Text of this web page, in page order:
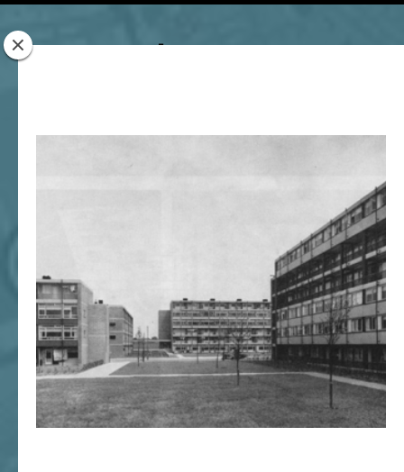
Rotterdam